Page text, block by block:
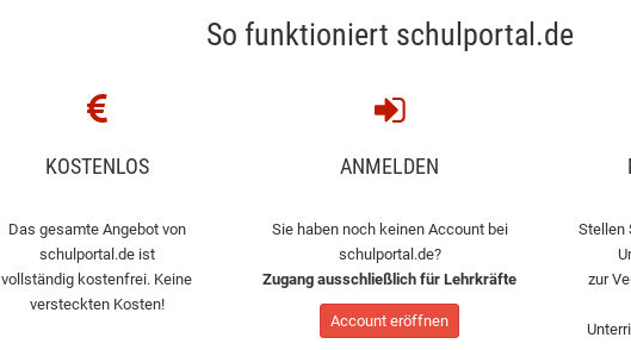
So funktioniert schulportal.de
KOSTENLOS
Das gesamte Angebot von
schulportal.de ist
vollständig kostenfrei. Keine
versteckten Kosten!
ANMELDEN
Sie haben noch keinen Account bei
schulportal.de?
Zugang ausschließlich für Lehrkräfte
Account eröffnen
Stellen
zur